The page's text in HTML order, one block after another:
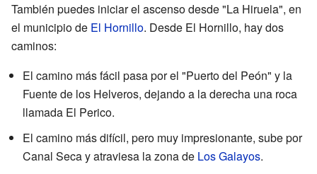
También puedes iniciar el ascenso desde "La Hiruela", en
el municipio de El Hornillo. Desde El Hornillo, hay dos
caminos:
El camino más fácil pasa por el "Puerto del Peón" y la
Fuente de los Helveros, dejando a la derecha una roca
llamada El Perico.
El camino más difícil, pero muy impresionante, sube por
Canal Seca y atraviesa la zona de Los Galayos.